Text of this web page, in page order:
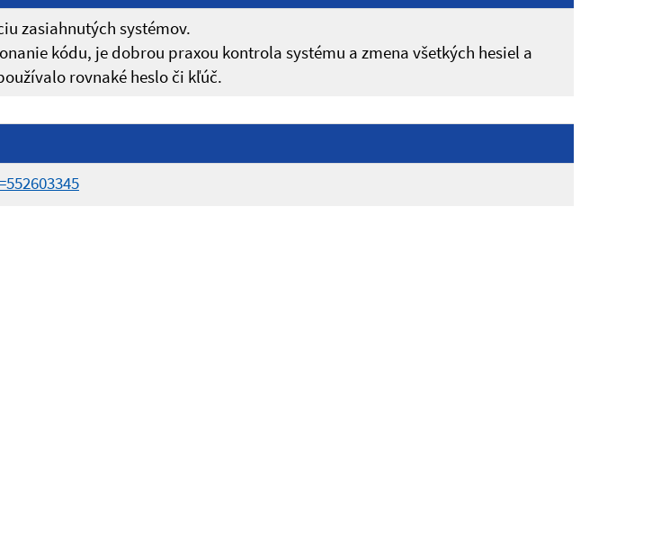
zasiahnutých systémov.
kódu, je dobrou praxou kontrola systému a zmena všetkých hesiel a
rovnaké heslo či kľúč.